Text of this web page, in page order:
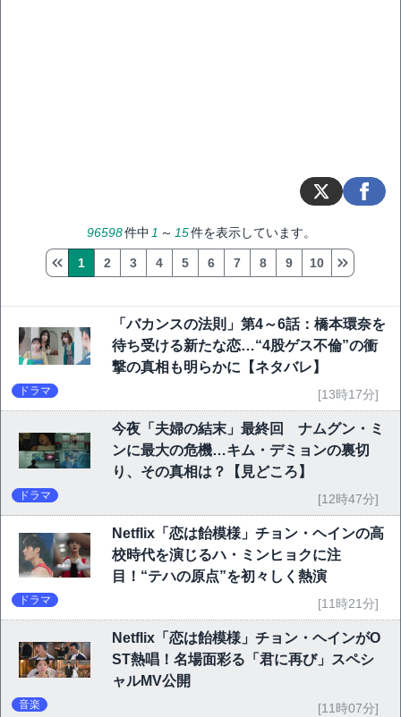
96598件中 1 ～ 15件を表示しています。
1 2 3 4 5 6 7 8 9 10
「バカンスの法則」第4～6話：橋本環奈を
待ち受ける新たな恋…“4股ゲス不倫”の衝
撃の真相も明らかに【ネタバレ】
ドラマ [13時17分]
今夜「夫婦の結末」最終回 ナムグン・ミ
ンに最大の危機…キム・デミョンの裏切
り、その真相は？【見どころ】
ドラマ [12時47分]
Netflix「恋は飴模様」チョン・ヘインの高
校時代を演じるハ・ミンヒョクに注
目！“テハの原点”を初々しく熱演
ドラマ [11時21分]
Netflix「恋は飴模様」チョン・ヘインがO
ST熱唱！名場面彩る「君に再び」スペシ
ャルMV公開
音楽 [11時07分]